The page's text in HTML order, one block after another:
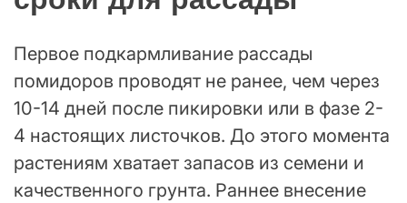
Первое подкармливание рассады
помидоров проводят не ранее, чем через
10-14 дней после пикировки или в фазе 2-
4 настоящих листочков. До этого момента
растениям хватает запасов из семени и
качественного грунта. Раннее внесение